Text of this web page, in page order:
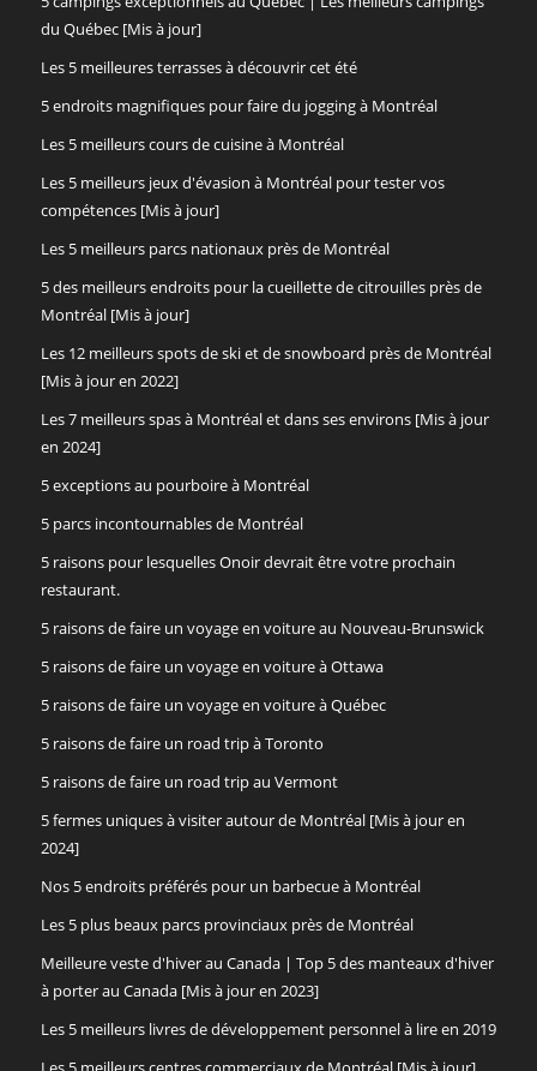
du Québec [Mis à jour]
Les 5 meilleures terrasses à découvrir cet été
5 endroits magnifiques pour faire du jogging à Montréal
Les 5 meilleurs cours de cuisine à Montréal
Les 5 meilleurs jeux d'évasion à Montréal pour tester vos
compétences [Mis à jour]
Les 5 meilleurs parcs nationaux près de Montréal
5 des meilleurs endroits pour la cueillette de citrouilles près de
Montréal [Mis à jour]
Les 12 meilleurs spots de ski et de snowboard près de Montréal
[Mis à jour en 2022]
Les 7 meilleurs spas à Montréal et dans ses environs [Mis à jour
en 2024]
5 exceptions au pourboire à Montréal
5 parcs incontournables de Montréal
5 raisons pour lesquelles Onoir devrait être votre prochain
restaurant.
5 raisons de faire un voyage en voiture au Nouveau-Brunswick
5 raisons de faire un voyage en voiture à Ottawa
5 raisons de faire un voyage en voiture à Québec
5 raisons de faire un road trip à Toronto
5 raisons de faire un road trip au Vermont
5 fermes uniques à visiter autour de Montréal [Mis à jour en
2024]
Nos 5 endroits préférés pour un barbecue à Montréal
Les 5 plus beaux parcs provinciaux près de Montréal
Meilleure veste d'hiver au Canada | Top 5 des manteaux d'hiver
à porter au Canada [Mis à jour en 2023]
Les 5 meilleurs livres de développement personnel à lire en 2019